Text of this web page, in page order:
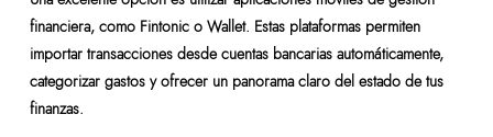
financiera, como Fintonic o Wallet. Estas plataformas permiten
importar transacciones desde cuentas bancarias automáticamente,
categorizar gastos y ofrecer un panorama claro del estado de tus
finanzas.